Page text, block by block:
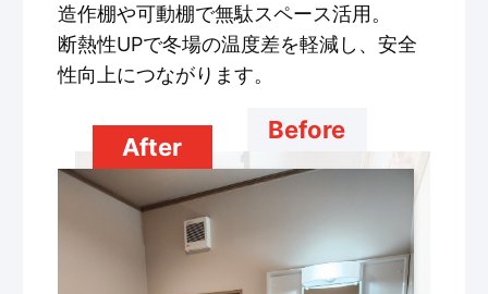
造作棚や可動棚で無駄スペース活用。
断熱性UPで冬場の温度差を軽減し、安全
性向上につながります。
Before
After